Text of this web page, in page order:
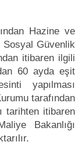
Hazine ve
Sosyal Güvenlik
itibaren ilgili
60 ayda eşit
yapılması
tarafından
tarihten itibaren
Bakanlığı